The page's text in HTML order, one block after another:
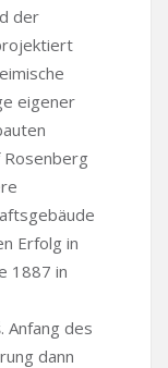
der
eigener
Rosenberg
Erfolg in
1887 in
Anfang des
dann